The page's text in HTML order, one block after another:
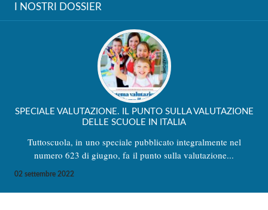
I NOSTRI DOSSIER
SPECIALE VALUTAZIONE. IL PUNTO SULLA VALUTAZIONE
DELLE SCUOLE IN ITALIA
Tuttoscuola, in uno speciale pubblicato integralmente nel
numero 623 di giugno, fa il punto sulla valutazione...
02 settembre 2022